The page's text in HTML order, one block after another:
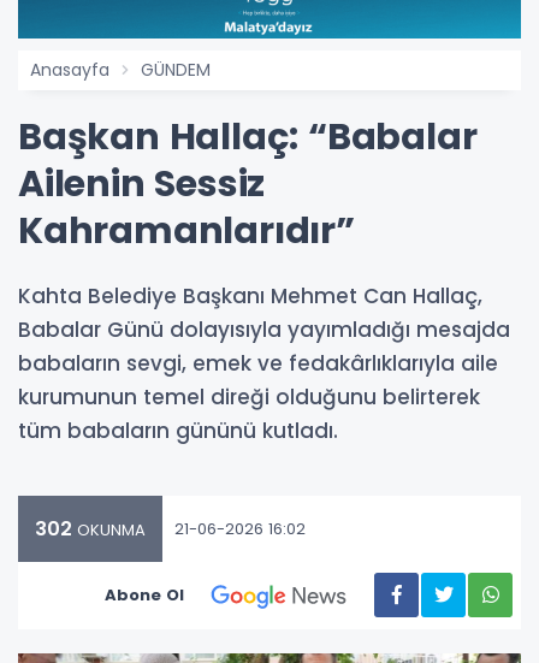
Anasayfa GÜNDEM
Başkan Hallaç: “Babalar
Ailenin Sessiz
Kahramanlarıdır”
Kahta Belediye Başkanı Mehmet Can Hallaç,
Babalar Günü dolayısıyla yayımladığı mesajda
babaların sevgi, emek ve fedakârlıklarıyla aile
kurumunun temel direği olduğunu belirterek
tüm babaların gününü kutladı.
302 OKUNMA 21-06-2026 16:02
Abone Ol